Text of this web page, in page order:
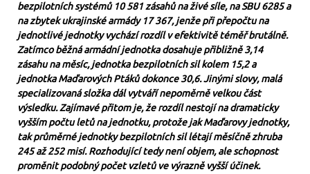
bezpilotních systémů 10 581 zásahů na živé síle, na SBU 6285 a
na zbytek ukrajinské armády 17 367, jenže při přepočtu na
jednotlivé jednotky vychází rozdíl v efektivitě téměř brutálně.
Zatímco běžná armádní jednotka dosahuje přibližně 3,14
zásahu na měsíc, jednotka bezpilotních sil kolem 15,2 a
jednotka Maďarových Ptáků dokonce 30,6. Jinými slovy, malá
specializovaná složka dál vytváří nepoměrně velkou část
výsledku. Zajímavé přitom je, že rozdíl nestojí na dramaticky
vyšším počtu letů na jednotku, protože jak Maďarovy jednotky,
tak průměrné jednotky bezpilotních sil létají měsíčně zhruba
245 až 252 misí. Rozhodující tedy není objem, ale schopnost
proměnit podobný počet vzletů ve výrazně vyšší účinek.